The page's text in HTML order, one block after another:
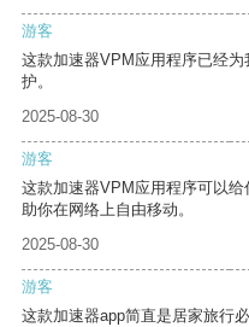
游客
这款加速器VPM应用程序已经
护。
2025-08-30
游客
这款加速器VPM应用程序可以
助你在网络上自由移动。
2025-08-30
游客
这款加速器app简直是居家旅行